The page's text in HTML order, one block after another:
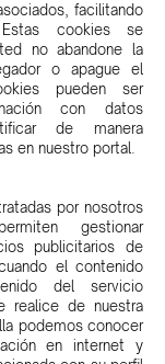
facilitando
cookies se
no abandone la
o apague el
pueden ser
con datos
de manera
en nuestro portal.
por nosotros
gestionar
publicitarios de
el contenido
del servicio
realice de nuestra
podemos conocer
en internet y